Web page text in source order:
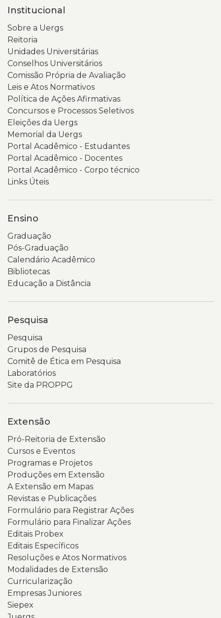
moletom
verde-
claro.
Na
tela
do
celular,
aparece
a
página
da
Consulta
Popular
2026,
com
em
tons
verde
e
elementos
gráficos
circulares.
ler
o
título
“Consulta
Popular
2026”
visualizar
dois
em
destaque
nas
cores
preta
e
amarela,
além
de
um
código
QR
na
parte
inferior
suave.
Na
tela
está
aberta
a
página
inicial
do
Portal
da
Transparência
e
Governança
da
Estadual
do
Grande
do
Sul
(Uergs).
No
o
logotipo
da
Uergs
e
um
de
navegação.
banner
em
tons
de
verde
destaca
o
nome
do
portal.
Abaixo,
há
uma
coluna
lateral
Institucional
Sobre a Uergs
Reitoria
Unidades Universitárias
Conselhos Universitários
Comissão Própria de Avaliação
Leis e Atos Normativos
Política de Ações Afirmativas
Concursos e Processos Seletivos
Eleições da Uergs
Memorial da Uergs
Portal Acadêmico - Estudantes
Portal Acadêmico - Docentes
Portal Acadêmico - Corpo técnico
Links Úteis
Ensino
Graduação
Pós-Graduação
Calendário Acadêmico
Bibliotecas
Educação a Distância
Pesquisa
Pesquisa
Grupos de Pesquisa
Comitê de Ética em Pesquisa
Laboratórios
Site da PROPPG
Extensão
Pró-Reitoria de Extensão
Cursos e Eventos
Programas e Projetos
Produções em Extensão
A Extensão em Mapas
Revistas e Publicações
Formulário para Registrar Ações
Formulário para Finalizar Ações
Editais Probex
Editais Específicos
Resoluções e Atos Normativos
Modalidades de Extensão
Curricularização
Empresas Juniores
Siepex